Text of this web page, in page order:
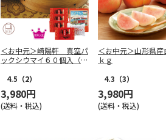
＜お中元＞崎陽軒 真空パ
ックシウマイ６０個入（東
4.5 （2）
3,980円
(送料・税込)
＜お中元＞山形県産
ｋｇ
4.3 （3）
3,980円
(送料・税込)